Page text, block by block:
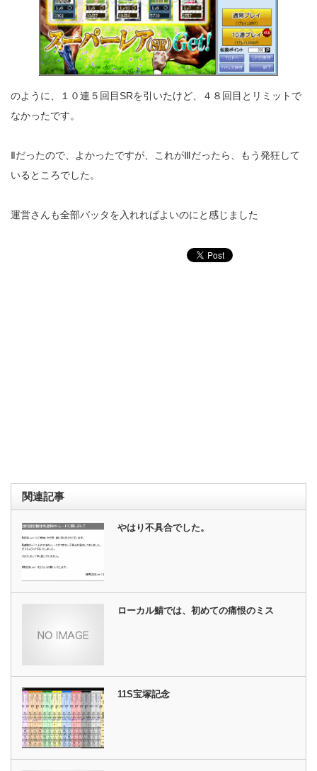
のように、１０連５回目SRを引いたけど、４８回目とリミットで
なかったです。
Ⅱだったので、よかったですが、これがⅢだったら、もう発狂して
いるところでした。
運営さんも全部バッタを入れればよいのにと感じました
関連記事
やはり不具合でした。
ローカル鯖では、初めての痛恨のミス
11S宝塚記念